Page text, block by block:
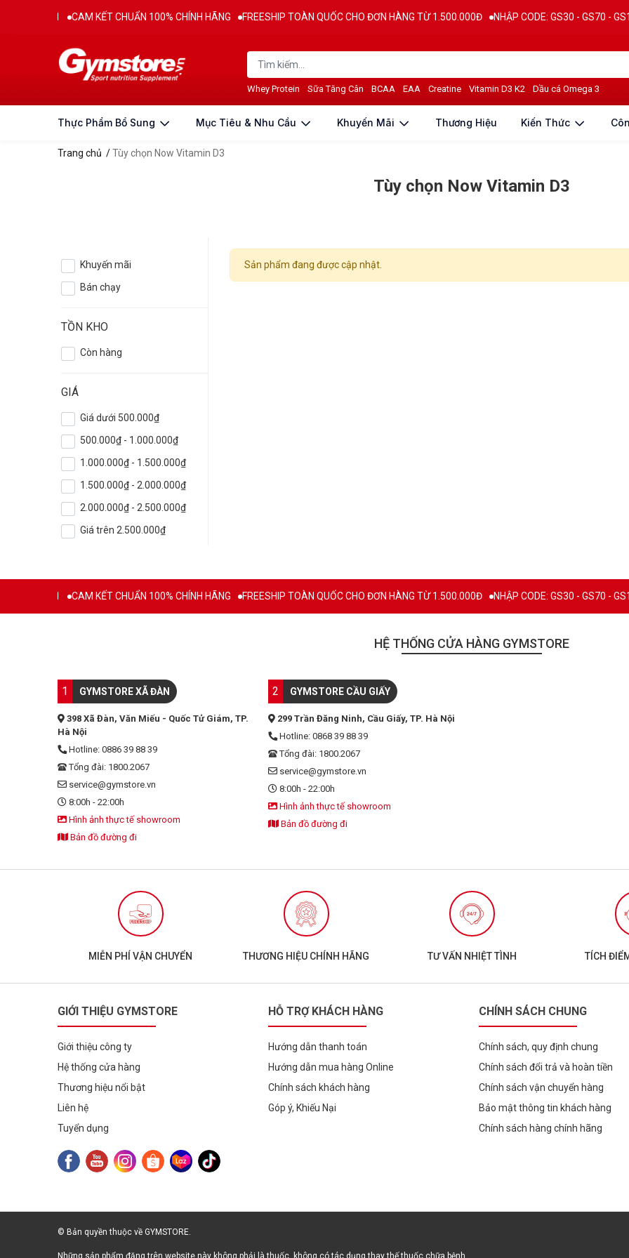
CAM KẾT CHUẨN 100% CHÍNH HÃNG FREESHIP TOÀN QUỐC CHO ĐƠN HÀNG TỪ 1.500.000Đ NHẬP CODE: GS30 - GS70 -
Whey Protein Sữa Tăng Cân BCAA EAA Creatine Vitamin D3 K2 Dầu cá Omega 3
Thực Phẩm Bổ Sung Mục Tiêu & Nhu Cầu Khuyến Mãi Thương Hiệu Kiến Thức
Trang chủ /Tùy chọn Now Vitamin D3
Tùy chọn Now Vitamin D3
Khuyến mãi
Bán chạy
TỒN KHO
Còn hàng
GIÁ
Giá dưới 500.000₫
500.000₫ - 1.000.000₫
1.000.000₫ - 1.500.000₫
1.500.000₫ - 2.000.000₫
2.000.000₫ - 2.500.000₫
Giá trên 2.500.000₫
Sản phẩm đang được cập nhật.
CAM KẾT CHUẨN 100% CHÍNH HÃNG FREESHIP TOÀN QUỐC CHO ĐƠN HÀNG TỪ 1.500.000Đ NHẬP CODE: GS30 - GS70 -
HỆ THỐNG CỬA HÀNG GYMSTORE
1 GYMSTORE XÃ ĐÀN
398 Xã Đàn, Văn Miếu - Quốc Tử Giám, TP.
Hà Nội
Hotline: 0886 39 88 39
Tổng đài: 1800.2067
service@gymstore.vn
8:00h - 22:00h
Hình ảnh thực tế showroom
Bản đồ đường đi
2 GYMSTORE CẦU GIẤY
299 Trần Đăng Ninh, Cầu Giấy, TP. Hà Nội
Hotline: 0868 39 88 39
Tổng đài: 1800.2067
service@gymstore.vn
8:00h - 22:00h
Hình ảnh thực tế showroom
Bản đồ đường đi
MIỄN PHÍ VẬN CHUYỂN THƯƠNG HIỆU CHÍNH HÃNG TƯ VẤN NHIỆT TÌNH TÍCH
GIỚI THIỆU GYMSTORE
Giới thiệu công ty
Hệ thống cửa hàng
Thương hiệu nổi bật
Liên hệ
Tuyển dụng
HỖ TRỢ KHÁCH HÀNG
Hướng dẫn thanh toán
Hướng dẫn mua hàng Online
Chính sách khách hàng
Góp ý, Khiếu Nại
CHÍNH SÁCH CHUNG
Chính sách, quy định chung
Chính sách đổi trả và hoàn tiền
Chính sách vận chuyển hàng
Bảo mật thông tin khách hàng
Chính sách hàng chính hãng
© Bản quyền thuộc về GYMSTORE.
Những sản phẩm đăng trên website này không phải là thuốc, không có tác dụng thay thế thuốc chữa bệnh.